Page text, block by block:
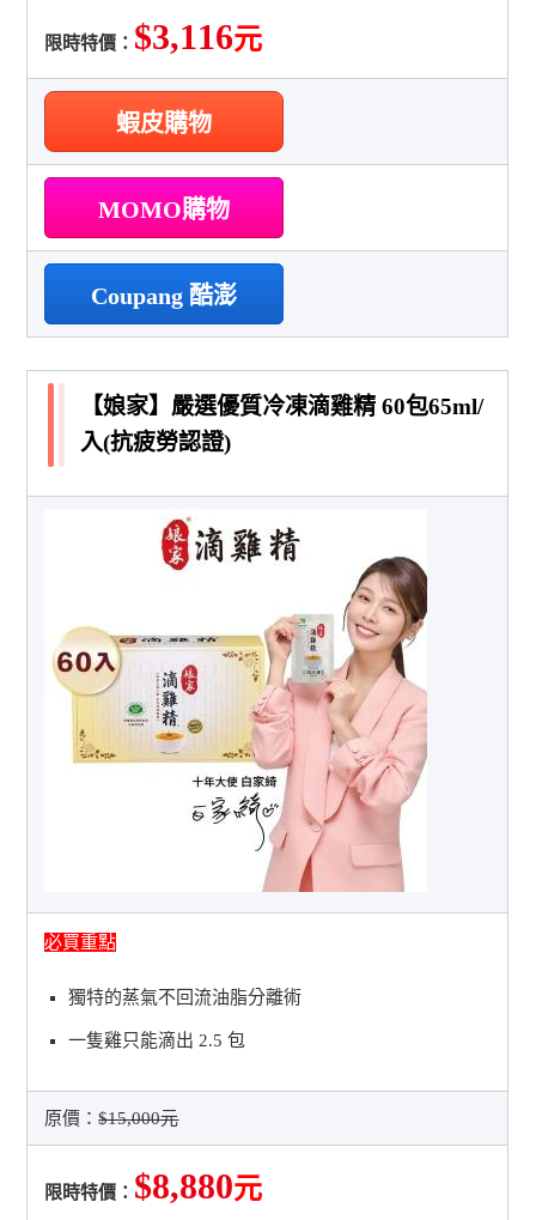
限時特價： $3,116元
蝦皮購物
MOMO購物
Coupang 酷澎
【娘家】嚴選優質冷凍滴雞精 60包65ml/
入(抗疲勞認證)
必買重點
獨特的蒸氣不回流油脂分離術
一隻雞只能滴出 2.5 包
原價：$15,000元
限時特價： $8,880元